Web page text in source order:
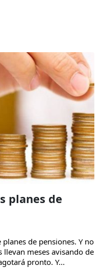
planes de
de pensiones. Y no
meses avisando de
pronto. Y...